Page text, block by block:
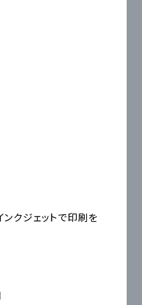
ンクジェットで印刷を